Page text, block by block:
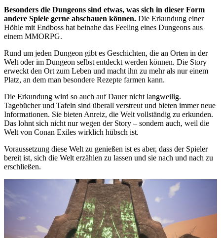
Besonders die Dungeons sind etwas, was sich in dieser Form
andere Spiele gerne abschauen können. Die Erkundung einer
Höhle mit Endboss hat beinahe das Feeling eines Dungeons aus
einem MMORPG.
Rund um jeden Dungeon gibt es Geschichten, die an Orten in der
Welt oder im Dungeon selbst entdeckt werden können. Die Story
erweckt den Ort zum Leben und macht ihn zu mehr als nur einem
Platz, an dem man besondere Rezepte farmen kann.
Die Erkundung wird so auch auf Dauer nicht langweilig.
Tagebücher und Tafeln sind überall verstreut und bieten immer neue
Informationen. Sie bieten Anreiz, die Welt vollständig zu erkunden.
Das lohnt sich nicht nur wegen der Story – sondern auch, weil die
Welt von Conan Exiles wirklich hübsch ist.
Voraussetzung diese Welt zu genießen ist es aber, dass der Spieler
bereit ist, sich die Welt erzählen zu lassen und sie nach und nach zu
erschließen.